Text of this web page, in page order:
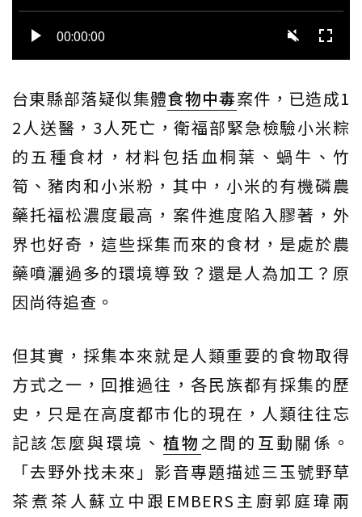
台東縣部落疑似集體食物中毒案件，已造成1
2人送醫，3人死亡，衛福部緊急檢驗小米粽
的五種食材，材料包括血桐葉、蝸牛、竹
筍、豬肉和小米粉，其中，小米的有機磷農
藥托福松濃度最高，案件進度陷入膠著，外
界也好奇，這些採集而來的食材，是處於農
藥噴灑過多的環境導致？還是人為加工？原
因尚待追查。
但其實，採集本來就是人類重要的食物取得
方式之一，回推過往，各民族都有採集的歷
史，只是在高度都市化的現在，人類往往忘
記該怎麼與環境、 植物 之間的互動關係。
「去野外找未來」影音專題描述三玉號野草
茶煮茶人蘇立中跟EMBERS主廚郭庭瑋兩